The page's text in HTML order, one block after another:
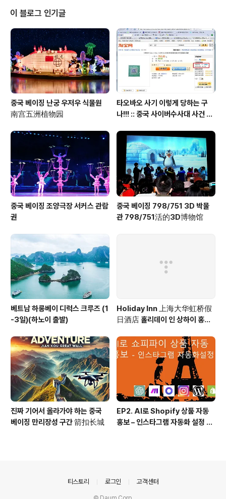
이 블로그 인기글
중국 베이징 난궁 우저우 식물원
南宫五洲植物园
타오바오 사기 이렇게 당하는 구
나!!! :: 중국 사이버수사대 사건 접
중국 베이징 조양극장 서커스 관람
권
중국 베이징 798/751 3D 박물
관 798/751活的3D博物馆
베트남 하롱베이 디럭스 크루즈 (1
-3일)(하노이 출발)
Holiday Inn 上海大华虹桥假
日酒店 홀리데이 인 상하이 홍차
ngqiao
진짜 기어서 올라가야 하는 중국
베이징 만리장성 구간 箭扣长城
EP2. AI로 Shopify 상품 자동
홍보 – 인스타그램 자동화 설정 방
티스토리 로그인 고객센터